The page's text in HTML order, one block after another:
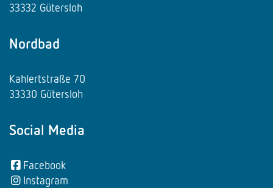
33332 Gütersloh
Nordbad
Kahlertstraße 70
33330 Gütersloh
Social Media
Facebook
Instagram